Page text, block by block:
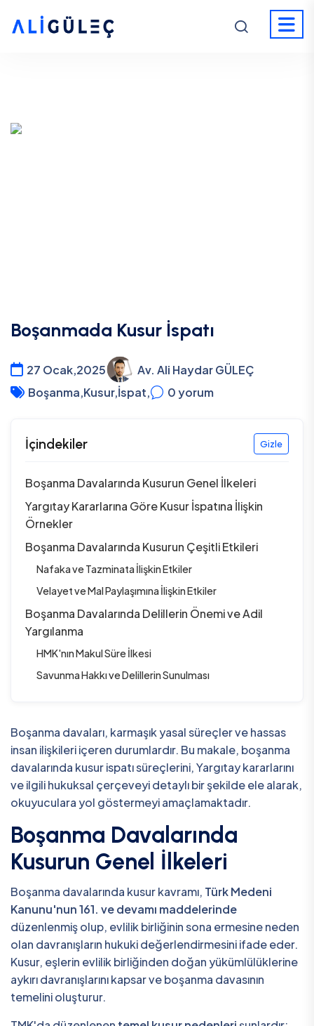
Boşanmada Kusur İspatı
27 Ocak,2025
Av. Ali Haydar GÜLEÇ
Boşanma,Kusur,İspat, 0yorum
İçindekiler Gizle
Boşanma Davalarında Kusurun Genel İlkeleri
Yargıtay Kararlarına Göre Kusur İspatına İlişkin
Örnekler
Boşanma Davalarında Kusurun Çeşitli Etkileri
Nafaka ve Tazminata İlişkin Etkiler
Velayet ve Mal Paylaşımına İlişkin Etkiler
Boşanma Davalarında Delillerin Önemi ve Adil
Yargılanma
HMK'nın Makul Süre İlkesi
Savunma Hakkı ve Delillerin Sunulması
Boşanma davaları, karmaşık yasal süreçler ve hassas
insan ilişkileri içeren durumlardır. Bu makale, boşanma
davalarında kusur ispatı süreçlerini, Yargıtay kararlarını
ve ilgili hukuksal çerçeveyi detaylı bir şekilde ele alarak,
okuyuculara yol göstermeyi amaçlamaktadır.
Boşanma Davalarında
Kusurun Genel İlkeleri
Boşanma davalarında kusur kavramı, Türk Medeni
Kanunu'nun 161. ve devamı maddelerinde
düzenlenmiş olup, evlilik birliğinin sona ermesine neden
olan davranışların hukuki değerlendirmesini ifade eder.
Kusur, eşlerin evlilik birliğinden doğan yükümlülüklerine
aykırı davranışlarını kapsar ve boşanma davasının
temelini oluşturur.